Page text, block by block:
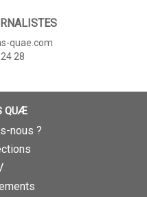
quae.com
28
QUÆ
nous ?